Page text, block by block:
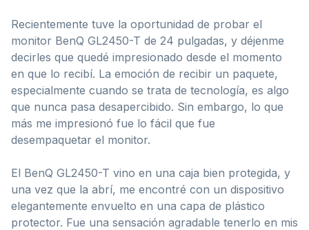
Recientemente tuve la oportunidad de probar el
monitor BenQ GL2450-T de 24 pulgadas, y déjenme
decirles que quedé impresionado desde el momento
en que lo recibí. La emoción de recibir un paquete,
especialmente cuando se trata de tecnología, es algo
que nunca pasa desapercibido. Sin embargo, lo que
más me impresionó fue lo fácil que fue
desempaquetar el monitor.
El BenQ GL2450-T vino en una caja bien protegida, y
una vez que la abrí, me encontré con un dispositivo
elegantemente envuelto en una capa de plástico
protector. Fue una sensación agradable tenerlo en mis